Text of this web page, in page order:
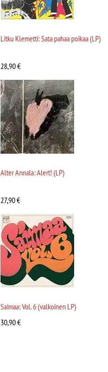
Litku Klemetti: Sata pahaa poikaa (LP)
28,90€
Alter Annala: Alert! (LP)
27,90€
Saimaa: Vol. 6 (valkoinen LP)
30,90€